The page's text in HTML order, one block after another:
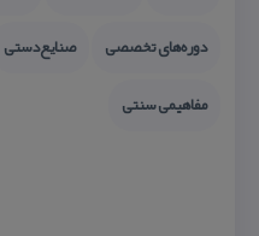
دوره‌های تخصصی
صنایع‌دستی
مفاهیمی سنتی